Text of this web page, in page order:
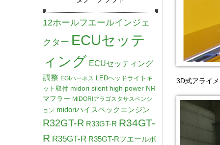
3D式アライ
12ホールフエールインジェ
クター ECUセッテ
ィング ECUセッティング
調整 EGIハーネス LEDヘッドライトキ
ット取付 midori silent high power NR
マフラー MIDORIアラゴスタサスペンシ
ョン midoriハイスペックエンジン
R32GT-R R33GT-R R34GT-
R R35GT-R R35GT-Rフエールポ